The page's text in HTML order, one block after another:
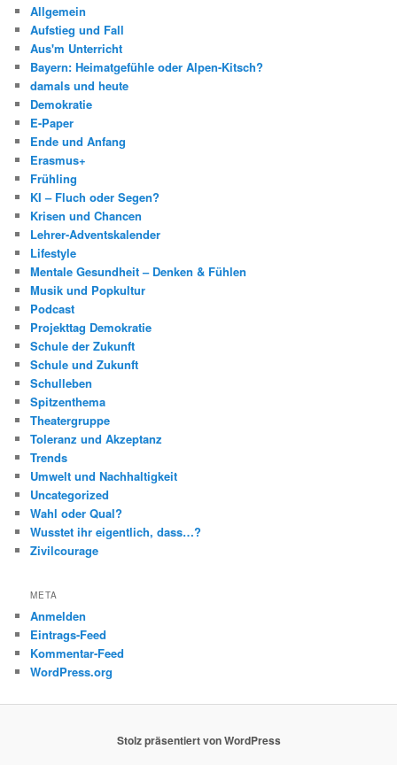
Allgemein
Aufstieg und Fall
Aus'm Unterricht
Bayern: Heimatgefühle oder Alpen-Kitsch?
damals und heute
Demokratie
E-Paper
Ende und Anfang
Erasmus+
Frühling
KI – Fluch oder Segen?
Krisen und Chancen
Lehrer-Adventskalender
Lifestyle
Mentale Gesundheit – Denken & Fühlen
Musik und Popkultur
Podcast
Projekttag Demokratie
Schule der Zukunft
Schule und Zukunft
Schulleben
Spitzenthema
Theatergruppe
Toleranz und Akzeptanz
Trends
Umwelt und Nachhaltigkeit
Uncategorized
Wahl oder Qual?
Wusstet ihr eigentlich, dass…?
Zivilcourage
META
Anmelden
Eintrags-Feed
Kommentar-Feed
WordPress.org
Stolz präsentiert von WordPress